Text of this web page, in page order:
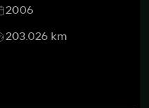
2006
203.026 km